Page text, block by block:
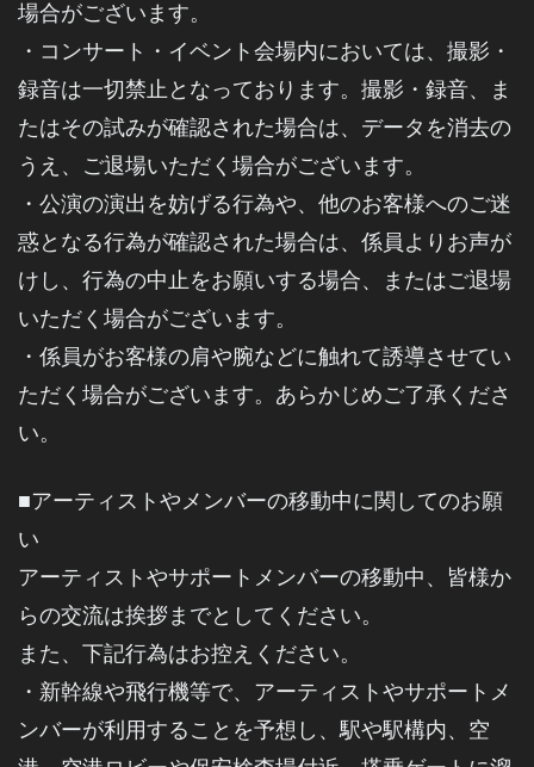
場合がございます。
・コンサート・イベント会場内においては、撮影・
録音は一切禁止となっております。撮影・録音、ま
たはその試みが確認された場合は、データを消去の
うえ、ご退場いただく場合がございます。
・公演の演出を妨げる行為や、他のお客様へのご迷
惑となる行為が確認された場合は、係員よりお声が
けし、行為の中止をお願いする場合、またはご退場
いただく場合がございます。
・係員がお客様の肩や腕などに触れて誘導させてい
ただく場合がございます。あらかじめご了承くださ
い。
■アーティストやメンバーの移動中に関してのお願
い
アーティストやサポートメンバーの移動中、皆様か
らの交流は挨拶までとしてください。
また、下記行為はお控えください。
・新幹線や飛行機等で、アーティストやサポートメ
ンバーが利用することを予想し、駅や駅構内、空